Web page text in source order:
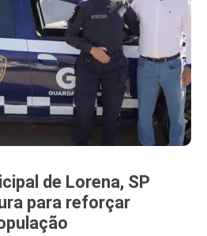
de Lorena, SP
para reforçar